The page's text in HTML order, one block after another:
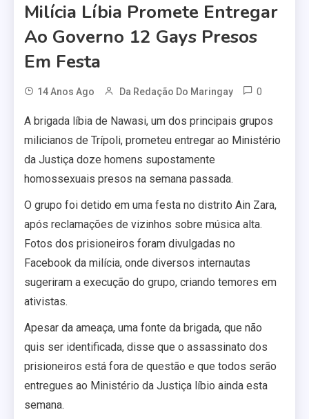
Milícia Líbia Promete Entregar
Ao Governo 12 Gays Presos
Em Festa
14 Anos Ago Da Redação Do Maringay 0
A brigada líbia de Nawasi, um dos principais grupos
milicianos de Trípoli, prometeu entregar ao Ministério
da Justiça doze homens supostamente
homossexuais presos na semana passada.
O grupo foi detido em uma festa no distrito Ain Zara,
após reclamações de vizinhos sobre música alta.
Fotos dos prisioneiros foram divulgadas no
Facebook da milícia, onde diversos internautas
sugeriram a execução do grupo, criando temores em
ativistas.
Apesar da ameaça, uma fonte da brigada, que não
quis ser identificada, disse que o assassinato dos
prisioneiros está fora de questão e que todos serão
entregues ao Ministério da Justiça líbio ainda esta
semana.